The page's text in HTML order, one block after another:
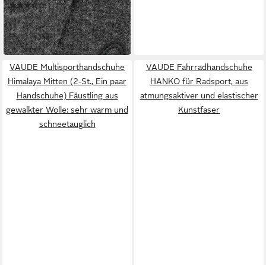
(2)
ab 30,99 € UVP38,00 €
-18%
in 1-2 Werktagen bei dir
VAUDE Multisporthandschuhe
Himalaya Mitten (2-St., Ein paar
Handschuhe) Fäustling aus
gewalkter Wolle: sehr warm und
schneetauglich
VAUDE Fahrradhandschuhe
HANKO für Radsport, aus
atmungsaktiver und elastischer
Kunstfaser